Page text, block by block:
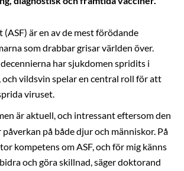
är en av de mest förödande
som drabbar grisar världen över.
har sjukdomen spridits i
och vildsvin spelar en central roll för att
viruset.
är aktuell, och intressant eftersom den
på både djur och människor. På
kompetens om ASF, och för mig känns
och göra skillnad, säger doktorand